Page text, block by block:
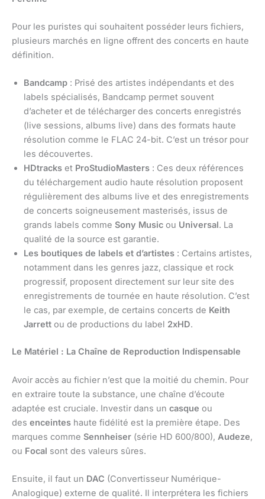
Pour les puristes qui souhaitent posséder leurs fichiers,
plusieurs marchés en ligne offrent des concerts en haute
définition.
Bandcamp : Prisé des artistes indépendants et des
labels spécialisés, Bandcamp permet souvent
d’acheter et de télécharger des concerts enregistrés
(live sessions, albums live) dans des formats haute
résolution comme le FLAC 24-bit. C’est un trésor pour
les découvertes.
HDtracks et ProStudioMasters : Ces deux références
du téléchargement audio haute résolution proposent
régulièrement des albums live et des enregistrements
de concerts soigneusement masterisés, issus de
grands labels comme Sony Music ou Universal. La
qualité de la source est garantie.
Les boutiques de labels et d’artistes : Certains artistes,
notamment dans les genres jazz, classique et rock
progressif, proposent directement sur leur site des
enregistrements de tournée en haute résolution. C’est
le cas, par exemple, de certains concerts de Keith
Jarrett ou de productions du label 2xHD.
Le Matériel : La Chaîne de Reproduction Indispensable
Avoir accès au fichier n’est que la moitié du chemin. Pour
en extraire toute la substance, une chaîne d’écoute
adaptée est cruciale. Investir dans un casque ou
des enceintes haute fidélité est la première étape. Des
marques comme Sennheiser (série HD 600/800), Audeze,
ou Focal sont des valeurs sûres.
Ensuite, il faut un DAC (Convertisseur Numérique-
Analogique) externe de qualité. Il interprétera les fichiers